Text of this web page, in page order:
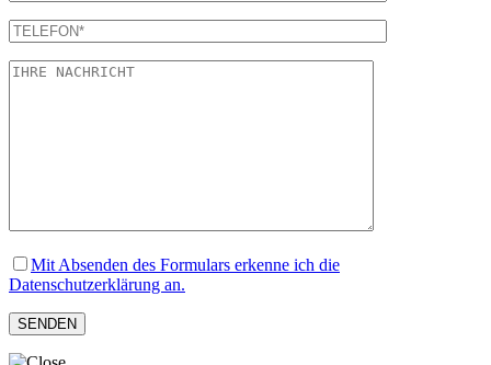
Mit Absenden des Formulars erkenne ich die
Datenschutzerklärung an.